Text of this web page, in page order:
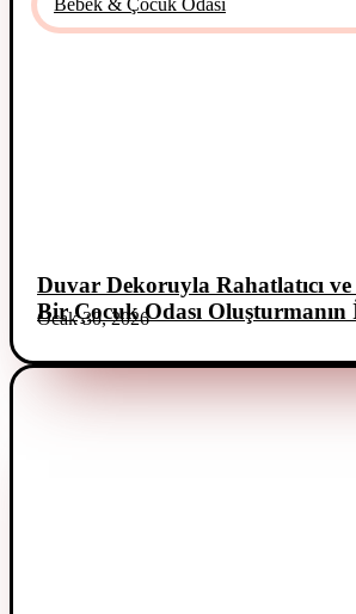
Duvar Dekoruyla Rahatlatıcı
Bir Çocuk Odası Oluşturmanın
Ocak 30, 2026